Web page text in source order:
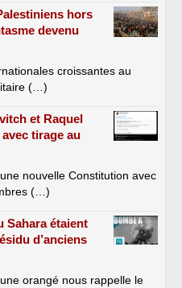
hors
devenu
croissantes au
(…)
et Raquel
tirage au
nouvelle Constitution avec
(…)
Sahara étaient
d’anciens
orangé nous rappelle le